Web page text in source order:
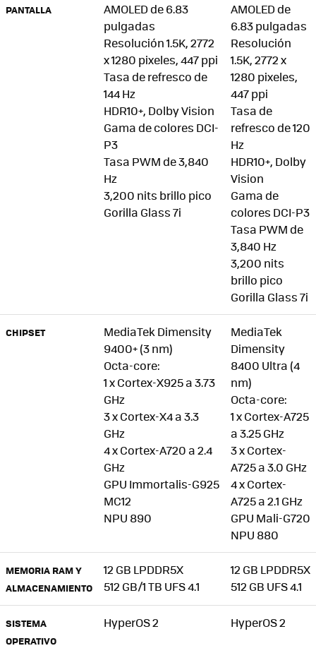
PANTALLA
AMOLED de 6.83
pulgadas
Resolución 1.5K, 2772
x 1280 pixeles, 447 ppi
Tasa de refresco de
144 Hz
HDR10+, Dolby Vision
Gama de colores DCI-
P3
Tasa PWM de 3,840
Hz
3,200 nits brillo pico
Gorilla Glass 7i
AMOLED de
6.83 pulgadas
Resolución
1.5K, 2772 x
1280 pixeles,
447 ppi
Tasa de
refresco de 120
Hz
HDR10+, Dolby
Vision
Gama de
colores DCI-P3
Tasa PWM de
3,840 Hz
3,200 nits
brillo pico
Gorilla Glass 7i
CHIPSET
MediaTek Dimensity
9400+ (3 nm)
Octa-core:
1 x Cortex-X925 a 3.73
GHz
3 x Cortex-X4 a 3.3
GHz
4 x Cortex-A720 a 2.4
GHz
GPU Immortalis-G925
MC12
NPU 890
MediaTek
Dimensity
8400 Ultra (4
nm)
Octa-core:
1 x Cortex-A725
a 3.25 GHz
3 x Cortex-
A725 a 3.0 GHz
4 x Cortex-
A725 a 2.1 GHz
GPU Mali-G720
NPU 880
MEMORIA RAM Y
ALMACENAMIENTO
12 GB LPDDR5X
512 GB/1 TB UFS 4.1
12 GB LPDDR5X
512 GB UFS 4.1
SISTEMA
OPERATIVO
HyperOS 2 HyperOS 2